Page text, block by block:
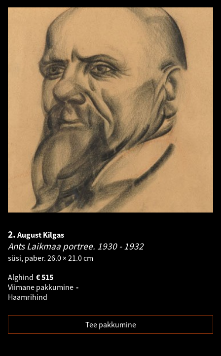
2. August Kilgas
Ants Laikmaa portree. 1930 - 1932
süsi, paber. 26.0 × 21.0 cm
Alghind
515
€
Viimane pakkumine -
Haamrihind
Tee pakkumine